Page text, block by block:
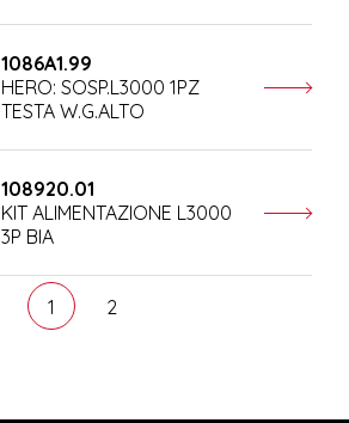
1086A1.99
HERO: SOSP.L3000 1PZ
TESTA W.G.ALTO
108920.01
KIT ALIMENTAZIONE L3000
3P BIA
1 2